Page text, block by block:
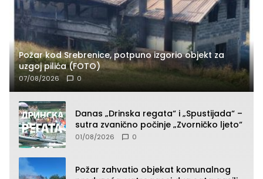
Požar kod Srebrenice, potpuno izgorio objekt za
uzgoj pilića (FOTO)
07/08/2026 0
Danas „Drinska regata“ i „Spustijada“ –
sutra zvanično počinje „Zvorničko ljeto“
01/08/2026 0
Požar zahvatio objekat komunalnog